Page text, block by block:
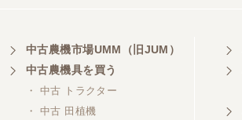
埼玉県／
株式会社トミタモータース
中古農機市場UMM（旧JUM）
中古農機具を買う
・ 中古 トラクター
・ 中古 田植機